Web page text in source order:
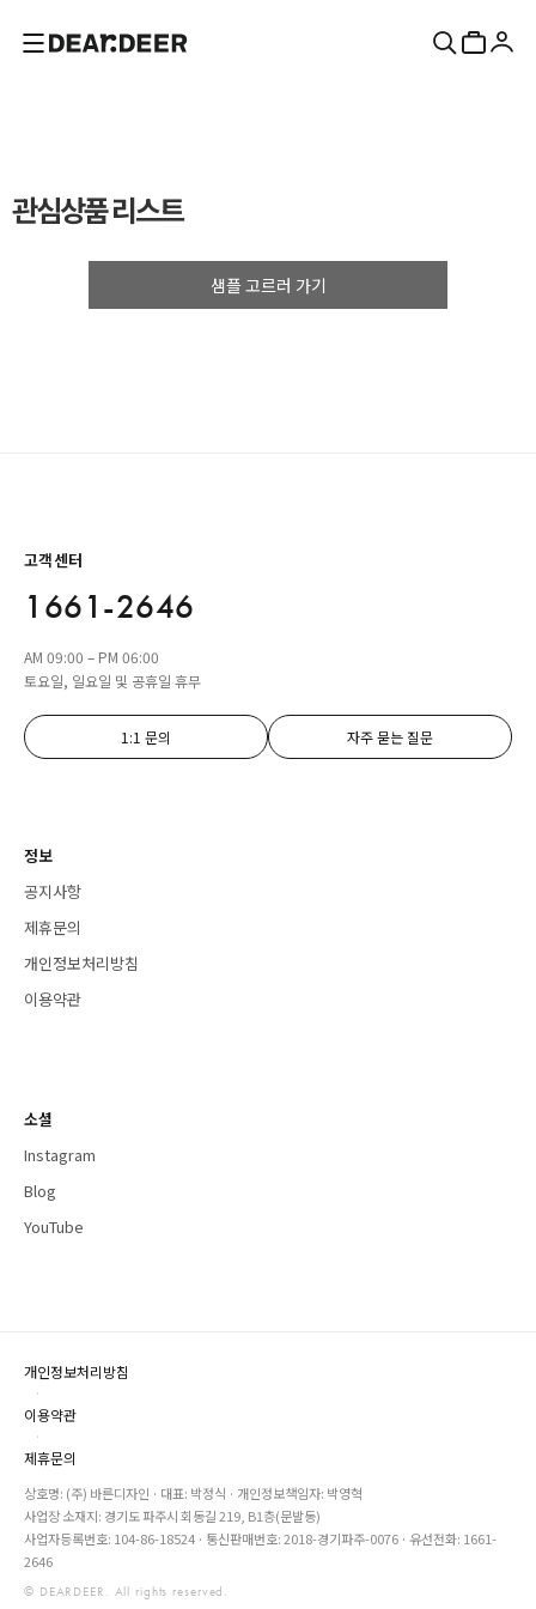
관심상품 리스트
샘플 고르러 가기
고객센터
1661-2646
AM 09:00 – PM 06:00
토요일, 일요일 및 공휴일 휴무
1:1 문의 자주 묻는 질문
정보
공지사항
제휴문의
개인정보처리방침
이용약관
소셜
Instagram
Blog
YouTube
개인정보처리방침
·
이용약관
·
제휴문의
상호명: (주) 바른디자인 · 대표: 박정식 · 개인정보책임자: 박영혁
사업장 소재지: 경기도 파주시 회동길 219, B1층(문발동)
사업자등록번호: 104-86-18524 · 통신판매번호: 2018-경기파주-0076 · 유선전화: 1661-
2646
© DEARDEER. All rights reserved.